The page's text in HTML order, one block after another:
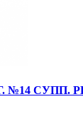
№14 СУПП.